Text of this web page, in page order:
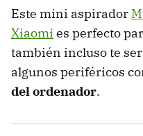
Este mini aspirador
Xiaomi es perfecto
también incluso te
algunos periféricos
del ordenador.